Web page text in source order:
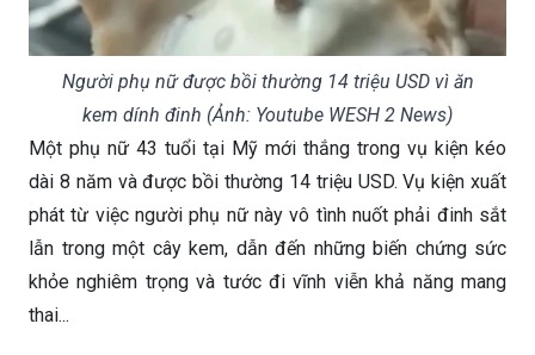
Người phụ nữ được bồi thường 14 triệu USD vì ăn
kem dính đinh (Ảnh: Youtube WESH 2 News)
Một phụ nữ 43 tuổi tại Mỹ mới thắng trong vụ kiện kéo
dài 8 năm và được bồi thường 14 triệu USD. Vụ kiện xuất
phát từ việc người phụ nữ này vô tình nuốt phải đinh sắt
lẫn trong một cây kem, dẫn đến những biến chứng sức
khỏe nghiêm trọng và tước đi vĩnh viễn khả năng mang
thai...